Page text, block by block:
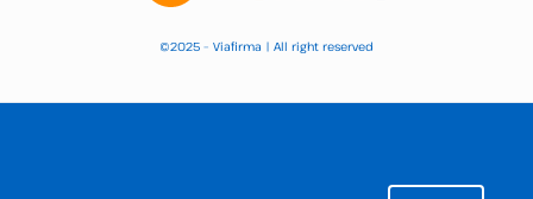
©2025 – Viafirma | All right reserved